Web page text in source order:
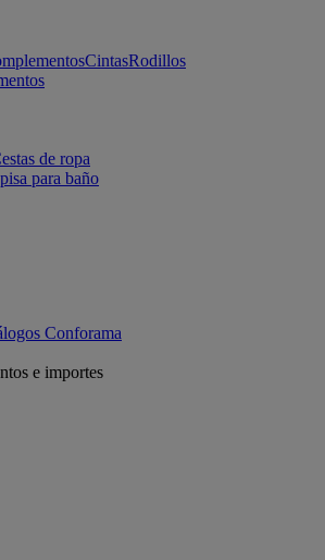
CintasRodillos
de ropa
para baño
Conforama
e importes